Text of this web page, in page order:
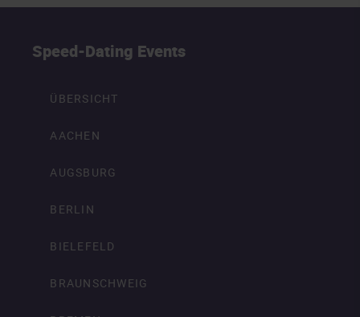
Speed-Dating Events
ÜBERSICHT
AACHEN
AUGSBURG
BERLIN
BIELEFELD
BRAUNSCHWEIG